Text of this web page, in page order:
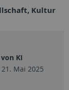
Kultur
KI
Mai 2025